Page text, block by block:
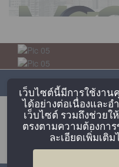
เว็บไซต์นี้มีการใช้งาน
ได้อย่างต่อเนื่องและ
เว็บไซต์ รวมถึงช่วยใ
ตรงตามความต้องกา
ละเอียดเพิ่มเติม